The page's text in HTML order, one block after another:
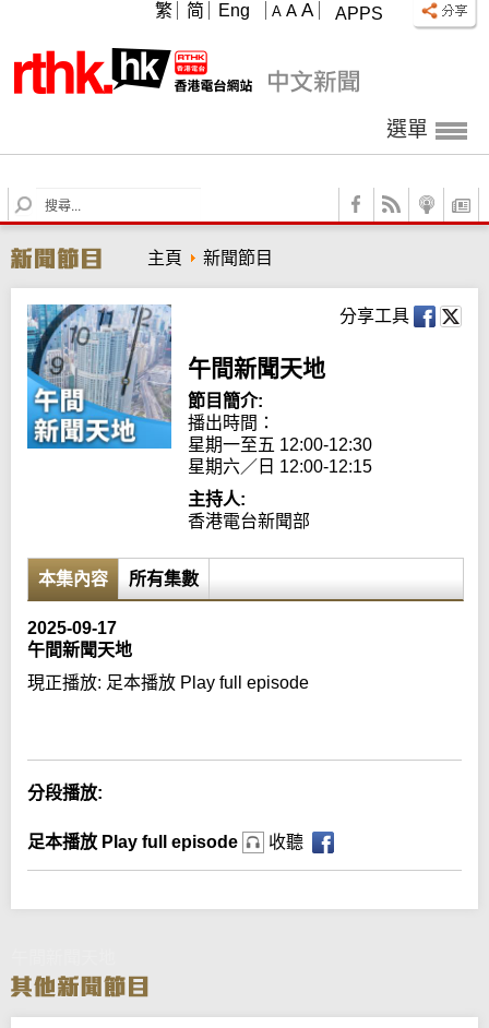
APPS
A A A
繁 简 Eng
選單
S
e
r
c
h
主頁 新聞節目
分享工具
午間新聞天地
節目簡介:
播出時間：
星期一至五 12:00-12:30
星期六／日 12:00-12:15
主持人:
香港電台新聞部
本集內容 所有集數
2025-09-17
午間新聞天地
現正播放: 足本播放 Play full episode
分段播放:
足本播放 Play full episode 收聽